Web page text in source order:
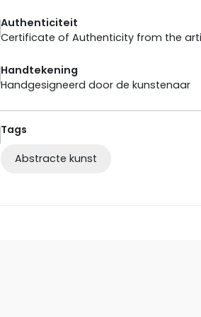
Authenticiteit
Certificate of Authenticity from the
Handtekening
Handgesigneerd door de kunstenaar
Tags
Abstracte kunst